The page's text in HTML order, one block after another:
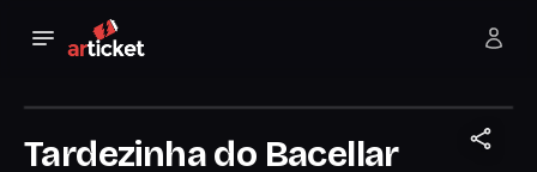
Tardezinha do Bacellar